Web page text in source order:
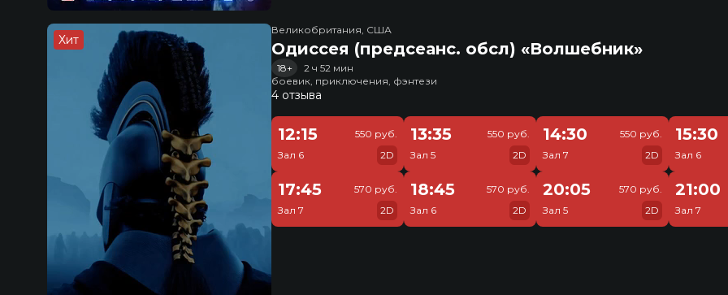
Хит
Великобритания, США
Одиссея (предсеанс. обсл) «Волшебник»
18+
2 ч 52 мин
боевик, приключения, фэнтези
4 отзыва
12:15
Зал 6
550 руб.
2D
13:35
Зал 5
550 руб.
2D
14:30
Зал 7
550 руб.
2D
15:30
Зал 6
17:45
Зал 7
570 руб.
2D
18:45
Зал 6
570 руб.
2D
20:05
Зал 5
570 руб.
2D
21:00
Зал 7